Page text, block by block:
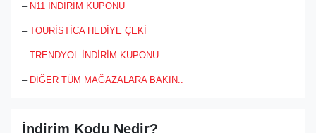
– N11 İNDİRİM KUPONU
– TOURİSTİCA HEDİYE ÇEKİ
– TRENDYOL İNDİRİM KUPONU
– DİĞER TÜM MAĞAZALARA BAKIN..
İndirim Kodu Nedir?